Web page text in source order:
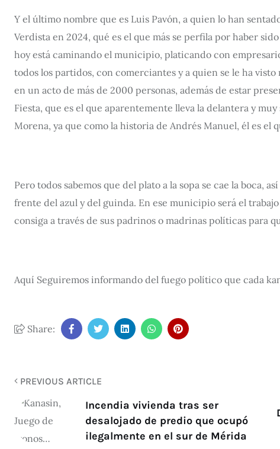
Y el último nombre que es Luis Pavón, a quien lo han
Verdista en 2024, qué es el que más se perfila por haber
hoy está caminando el municipio, platicando con
todos los partidos, con comerciantes y a quien se le ha
en un acto de más de 2000 personas, además de estar
Fiesta, que es el que aparentemente lleva la delantera y
Morena, ya que como la historia de Andrés Manuel, él es el
Pero todos sabemos que del plato a la sopa se cae la boca,
frente del azul y del guinda. En ese municipio será el
consiga a través de sus padrinos o madrinas políticas para
Aquí Seguiremos informando del fuego político que cada
Share:
PREVIOUS ARTICLE
Incendia vivienda tras ser
desalojado de predio que ocupó
ilegalmente en el sur de Mérida